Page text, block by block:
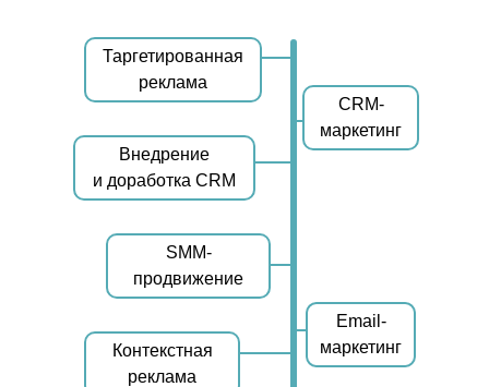
Контекстная
реклама
Таргетированная
реклама
Внедрение
и доработка CRM
SMM-
продвижение
Email-
маркетинг
CRM-
маркетинг